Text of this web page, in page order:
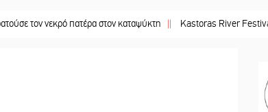
πατέρα στον καταψύκτη || Kastoras River Festival 2026: Ένα νέο